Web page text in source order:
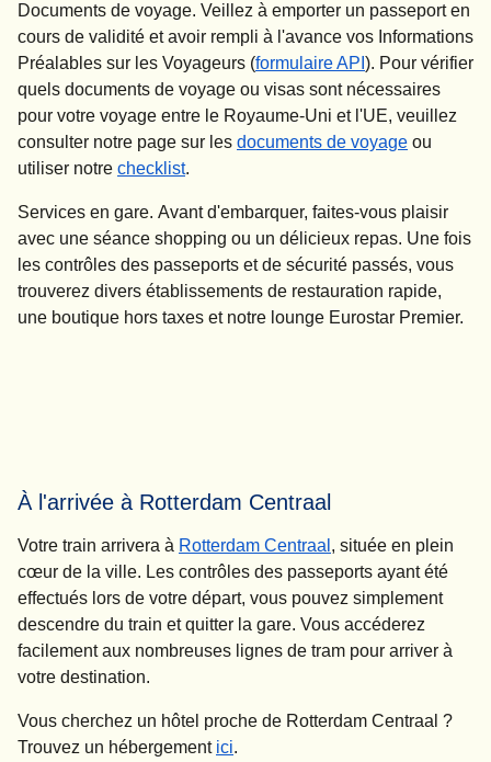
Documents de voyage. Veillez à emporter un passeport en
cours de validité et avoir rempli à l'avance vos Informations
Préalables sur les Voyageurs (formulaire API ). Pour vérifier
quels documents de voyage ou visas sont nécessaires
pour votre voyage entre le Royaume-Uni et l'UE, veuillez
consulter notre page sur les documents de voyage ou
utiliser notre checklist.
Services en gare. Avant d'embarquer, faites-vous plaisir
avec une séance shopping ou un délicieux repas. Une fois
les contrôles des passeports et de sécurité passés, vous
trouverez divers établissements de restauration rapide,
une boutique hors taxes et notre lounge Eurostar Premier.
À l'arrivée à Rotterdam Centraal
Votre train arrivera à Rotterdam Centraal , située en plein
cœur de la ville. Les contrôles des passeports ayant été
effectués lors de votre départ, vous pouvez simplement
descendre du train et quitter la gare. Vous accéderez
facilement aux nombreuses lignes de tram pour arriver à
votre destination.
Vous cherchez un hôtel proche de Rotterdam Centraal ?
Trouvez un hébergement ici.